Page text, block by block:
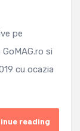
pe
si
cu ocazia
reading